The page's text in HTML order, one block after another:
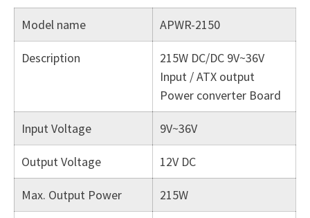
Model name APWR-2150
Description
215W DC/DC 9V~36V
Input / ATX output
Power converter Board
Input Voltage 9V~36V
Output Voltage 12V DC
Max. Output Power 215W